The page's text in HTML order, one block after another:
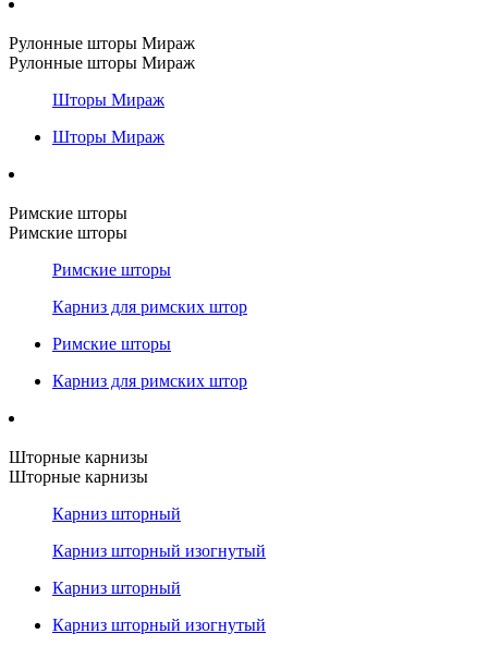
Рулонные шторы Мираж
Рулонные шторы Мираж
Шторы Мираж
Шторы Мираж
Римские шторы
Римские шторы
Римские шторы
Карниз для римских штор
Римские шторы
Карниз для римских штор
Шторные карнизы
Шторные карнизы
Карниз шторный
Карниз шторный изогнутый
Карниз шторный
Карниз шторный изогнутый